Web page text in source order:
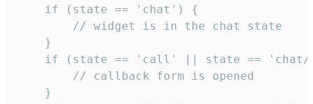
    if (state == 'chat') {
        // widget is in the chat state
    }
if (state == 'call' || state ==
        // callback form is opened
    }